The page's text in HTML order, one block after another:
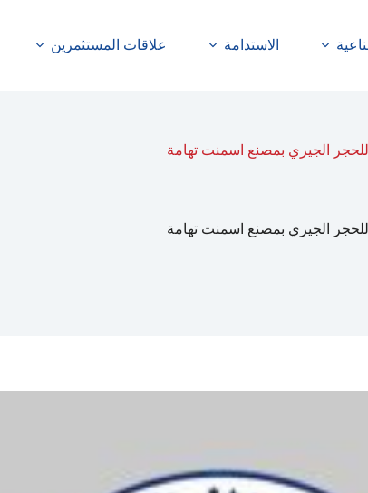
الاستدامة علاقات المستثمرين
الجيري بمصنع اسمنت تهامة
الجيري بمصنع اسمنت تهامة